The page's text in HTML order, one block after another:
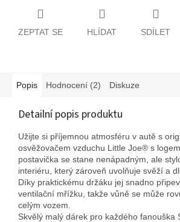
ZEPTAT SE HLÍDAT SDÍLET
Popis Hodnocení (2) Diskuze
Detailní popis produktu
Užijte si příjemnou atmosféru v autě s
osvěžovačem vzduchu Little Joe® s
postavička se stane nenápadným, ale
interiéru, který zároveň uvolňuje svěží a
Díky praktickému držáku jej snadno
ventilační mřížku, takže vůně se může
celým vozem.
Skvělý malý dárek pro každého fanouška